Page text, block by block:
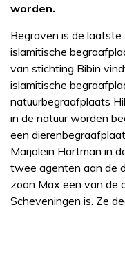
worden.
Begraven is de laatste
islamitische
van stichting Bibin
islamitische
natuurbegraafplaats
in de natuur worden
een
Marjolein Hartman in
twee agenten aan de
zoon Max een van de
Scheveningen is. Ze